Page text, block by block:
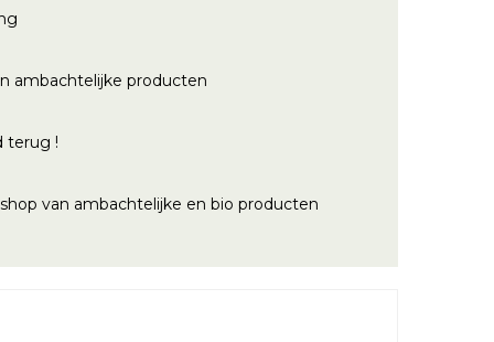
ambachtelijke producten
terug !
van ambachtelijke en bio producten